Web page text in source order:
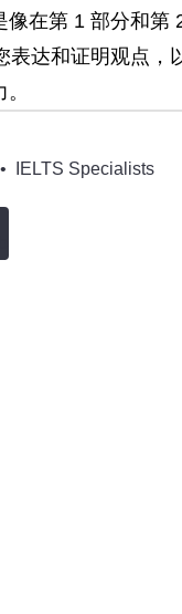
像在第 1 部分和第
表达和证明观点，
。
•
IELTS Specialists